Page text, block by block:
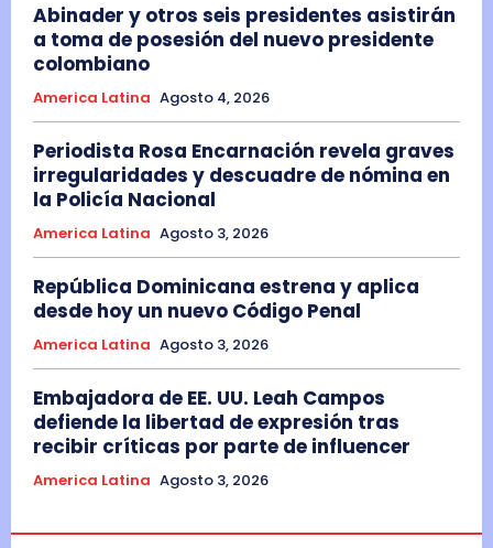
Abinader y otros seis presidentes asistirán
a toma de posesión del nuevo presidente
colombiano
America Latina Agosto 4, 2026
Periodista Rosa Encarnación revela graves
irregularidades y descuadre de nómina en
la Policía Nacional
America Latina Agosto 3, 2026
República Dominicana estrena y aplica
desde hoy un nuevo Código Penal
America Latina Agosto 3, 2026
Embajadora de EE. UU. Leah Campos
defiende la libertad de expresión tras
recibir críticas por parte de influencer
America Latina Agosto 3, 2026